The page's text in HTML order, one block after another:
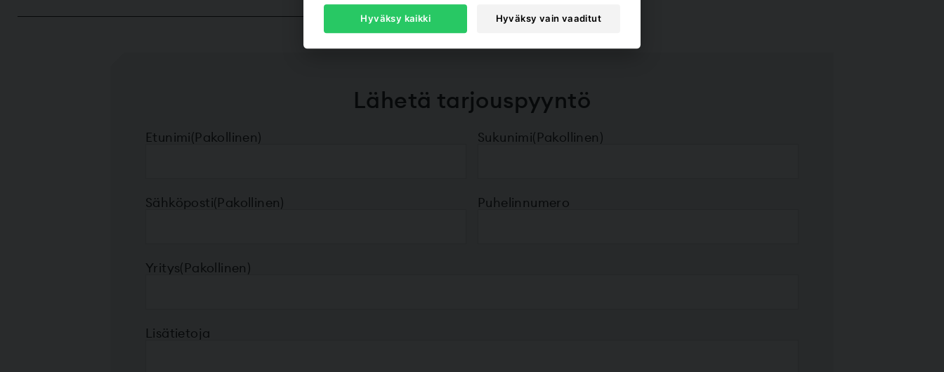
Lähetä tarjouspyyntö
Etunimi(Pakollinen) Sukunimi(Pakollinen)
Sähköposti(Pakollinen) Puhelinnumero
Yritys(Pakollinen)
Lisätietoja
Hyväksy kaikki Hyväksy vain vaaditut